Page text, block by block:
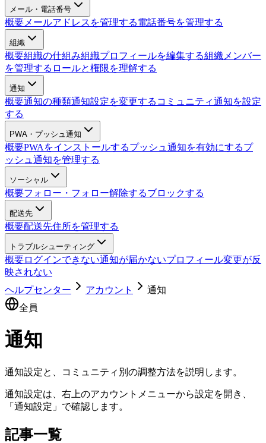
メール・電話番号
概要 メールアドレスを管理する電話番号を管理する
組織
概要組織の仕組み組織プロフィールを編集する組織メンバー
を管理する ロールと権限を理解する
通知
概要通知の種類通知設定を変更する コミュニティ通知を設定
する
PWA・プッシュ通知
概要PWAをインストールするプッシュ通知を有効にするプ
ッシュ通知を管理する
ソーシャル
概要フォロー・フォロー解除するブロックする
配送先
概要配送先住所を管理する
トラブルシューティング
概要ログインできない通知が届かないプロフィール変更が反
映されない
ヘルプセンター
アカウント
通知
全員
通知
通知設定と、コミュニティ別の調整方法を説明します。
通知設定は、右上のアカウントメニューから設定を開き、
「通知設定」で確認します。
記事一覧